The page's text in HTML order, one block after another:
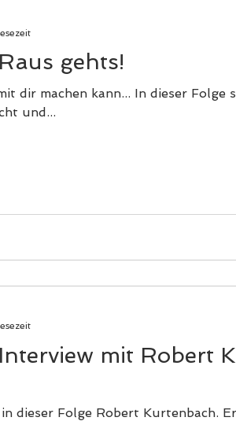
gehts!
dir machen kann... In dieser
und...
mit Robert
dieser Folge Robert Kurtenbach.